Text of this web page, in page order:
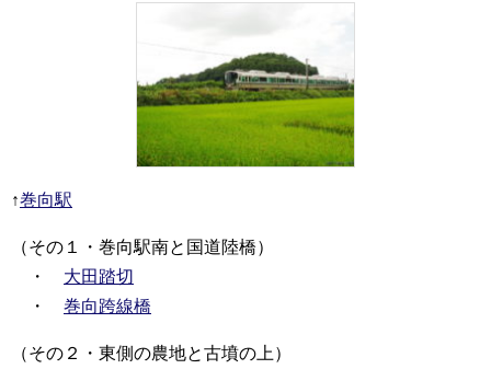
↑巻向駅
（その１・巻向駅南と国道陸橋）
・ 大田踏切
・ 巻向跨線橋
（その２・東側の農地と古墳の上）